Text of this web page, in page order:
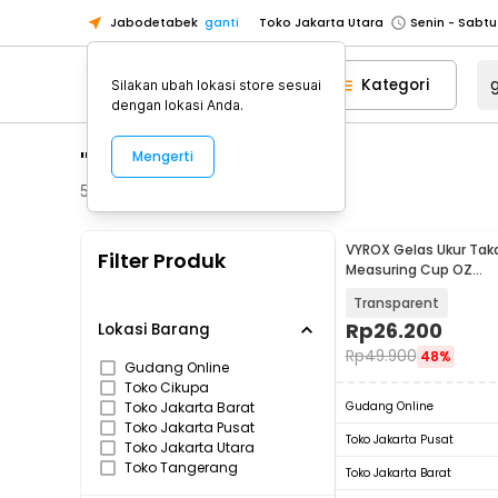
Jabodetabek ganti Toko Jakarta Utara
Toko Tangerang
Toko Cikupa
Pick n Go Jakarta Barat
Senin -
Toko Jakarta Barat
Senin -
Toko Tangerang
Senin - Jumat
Kategori
"gelas"
502
Filter Produk
Lokasi Barang
Gudang Online
Toko Cikupa
Toko Jakarta Barat
Toko Jakarta Pusat
Toko Jakarta Utara
Toko Tangerang
VYROX Gelas Ukur
Measuring Cup OZ
Transparent
Rp26.200
Rp49.900 48%
Gudang Online
Toko Jakarta Pusat
Toko Jakarta Barat
Silakan ubah lokasi store sesuai
dengan lokasi Anda.
Mengerti